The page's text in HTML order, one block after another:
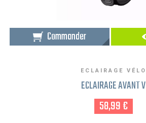
Commander
ECLAIRAGE VÉLO
ECLAIRAGE AVANT V
58,99 €